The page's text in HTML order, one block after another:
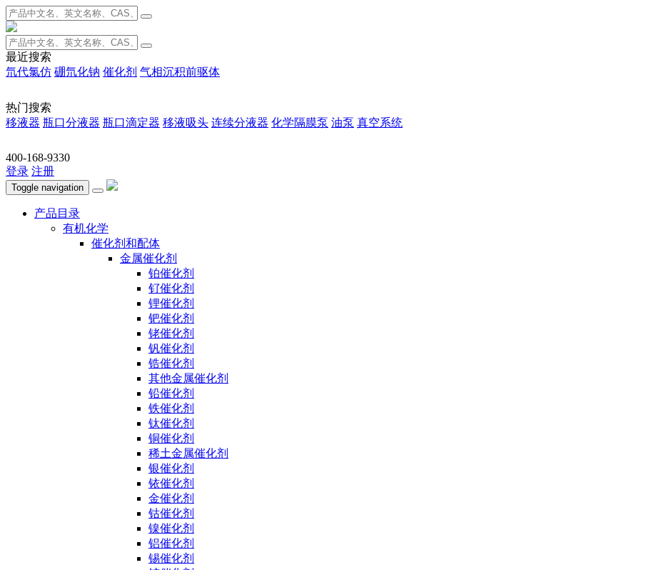
最近搜索
氘代氯仿 硼氘化钠 催化剂 气相沉积前驱体
热门搜索
移液器 瓶口分液器 瓶口滴定器 移液吸头 连续分液器 化学隔膜泵 油泵 真空系统
400-168-9330
登录 注册
Toggle navigation
产品目录
有机化学
催化剂和配体
金属催化剂
铂催化剂
钌催化剂
锂催化剂
钯催化剂
铑催化剂
钒催化剂
锆催化剂
其他金属催化剂
铅催化剂
铁催化剂
钛催化剂
铜催化剂
稀土金属催化剂
银催化剂
铱催化剂
金催化剂
钴催化剂
镍催化剂
铝催化剂
锡催化剂